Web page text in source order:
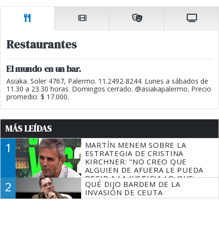
Restaurantes
El mundo en un bar.
Asiaka. Soler 4767, Palermo. 11.2492-8244. Lunes a sábados de
11.30 a 23.30 horas. Domingos cerrado. @asiakapalermo. Precio
promedio: $ 17.000.
MÁS LEÍDAS
1
MARTÍN MENEM SOBRE LA
ESTRATEGIA DE CRISTINA
KIRCHNER: "NO CREO QUE
ALGUIEN DE AFUERA LE PUEDA
DECIR A LA JUSTICIA LO QUE
TIENE QUE HACER"
2
QUÉ DIJO BARDEM DE LA
INVASIÓN DE CEUTA